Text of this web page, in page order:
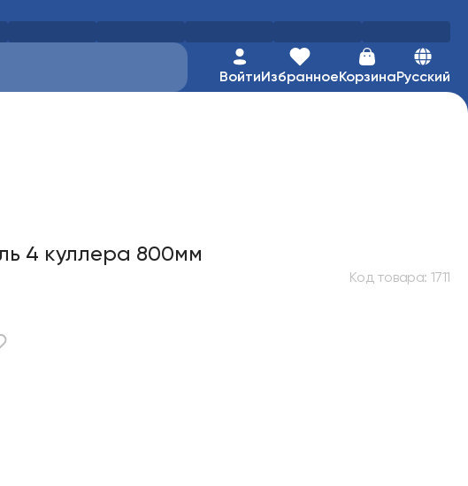
ВойтиИзбранноеКорзинаРусский
4 куллера 800мм
Код товара: 1711